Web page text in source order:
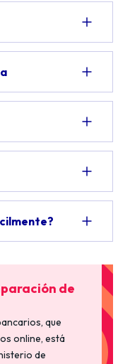
de
que
online, está
de